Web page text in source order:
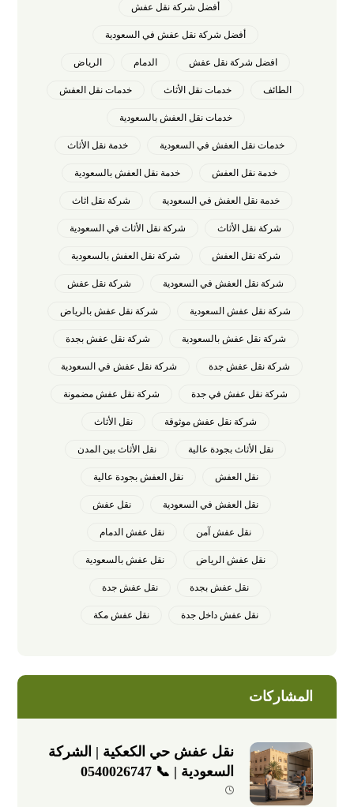
أفضل شركة نقل عفش
أفضل شركة نقل عفش في السعودية
افضل شركة نقل عفش الدمام الرياض
الطائف خدمات نقل الأثاث خدمات نقل العفش
خدمات نقل العفش بالسعودية
خدمات نقل العفش في السعودية خدمة نقل الأثاث
خدمة نقل العفش خدمة نقل العفش بالسعودية
خدمة نقل العفش في السعودية شركة نقل اثاث
شركة نقل الأثاث شركة نقل الأثاث في السعودية
شركة نقل العفش شركة نقل العفش بالسعودية
شركة نقل العفش في السعودية شركة نقل عفش
شركة نقل عفش السعودية شركة نقل عفش بالرياض
شركة نقل عفش بالسعودية شركة نقل عفش بجدة
شركة نقل عفش جدة شركة نقل عفش في السعودية
شركة نقل عفش في جدة شركة نقل عفش مضمونة
شركة نقل عفش موثوقة نقل الأثاث
نقل الأثاث بجودة عالية نقل الأثاث بين المدن
نقل العفش نقل العفش بجودة عالية
نقل العفش في السعودية نقل عفش
نقل عفش آمن نقل عفش الدمام
نقل عفش الرياض نقل عفش بالسعودية
نقل عفش بجدة نقل عفش جدة
نقل عفش داخل جدة نقل عفش مكة
المشاركات
نقل عفش حي الكعكية | الشركة
السعودية | 📞 0540026747